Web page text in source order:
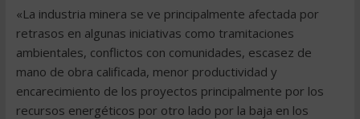
«La industria minera se ve principalmente afectada por
retrasos en algunas iniciativas como tramitaciones
ambientales, conflictos con comunidades, escasez de
mano de obra calificada, menor productividad y
encarecimiento de los proyectos principalmente por los
recursos energéticos por otro lado por la baja en los